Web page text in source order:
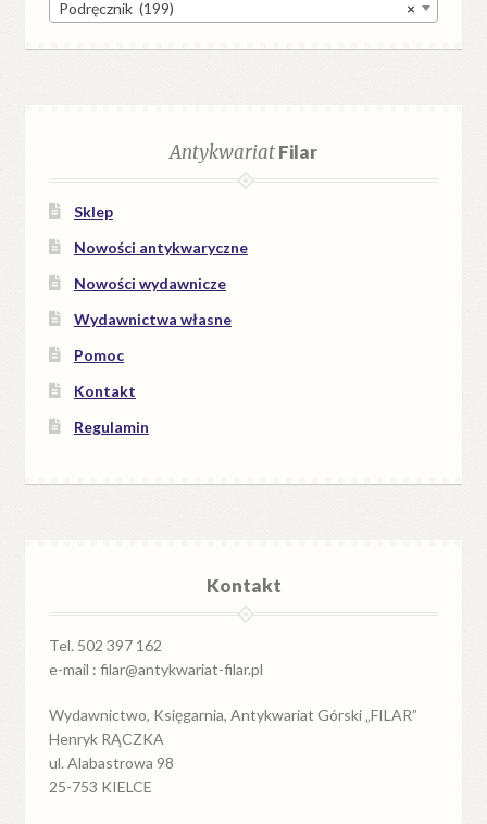
×
Podręcznik (199)
AntykwariatFilar
Sklep
Nowości antykwaryczne
Nowości wydawnicze
Wydawnictwa własne
Pomoc
Kontakt
Regulamin
Kontakt
Tel. 502 397 162
e-mail : filar@antykwariat-filar.pl
Wydawnictwo, Księgarnia, Antykwariat Górski „FILAR”
Henryk RĄCZKA
ul. Alabastrowa 98
25-753 KIELCE